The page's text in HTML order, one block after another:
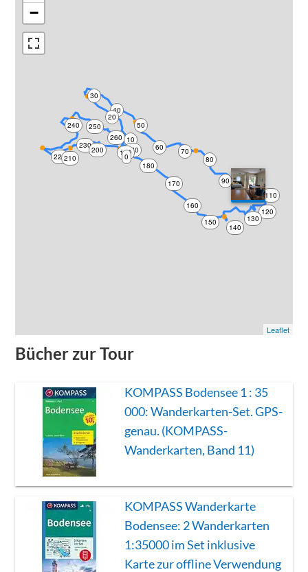
0
10
20
30
40
50
60
70
80
90
100
110
120
130
140
150
160
170
180
190
200
210
220
230
240
250
260
270
−
Leaflet
Bücher zur Tour
KOMPASS Bodensee 1 : 35
000: Wanderkarten-Set. GPS-
genau. (KOMPASS-
Wanderkarten, Band 11)
KOMPASS Wanderkarte
Bodensee: 2 Wanderkarten
1:35000 im Set inklusive
Karte zur offline Verwendung